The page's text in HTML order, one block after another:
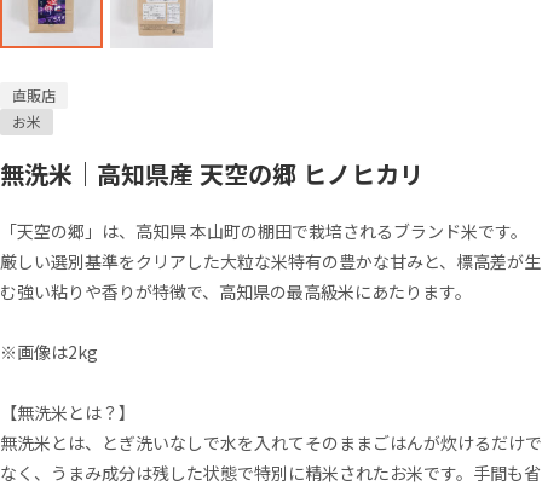
直販店
お米
無洗米｜高知県産 天空の郷 ヒノヒカリ
「天空の郷」は、高知県 本山町の棚田で栽培されるブランド米です。
厳しい選別基準をクリアした大粒な米特有の豊かな甘みと、標高差が生
む強い粘りや香りが特徴で、高知県の最高級米にあたります。
※画像は2kg
【無洗米とは？】
無洗米とは、とぎ洗いなしで水を入れてそのままごはんが炊けるだけで
なく、うまみ成分は残した状態で特別に精米されたお米です。手間も省